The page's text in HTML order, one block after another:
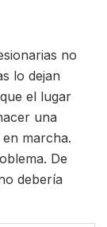
no
lo dejan
el lugar
una
marcha.
De
debería